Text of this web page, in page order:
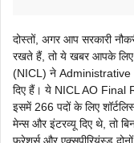
दोस्तों, अगर आप सरकारी
रखते हैं, तो ये खबर आपके
(NICL) ने Administrative
दिए हैं। ये NICL AO
इसमें 266 पदों के लिए
मेन्स और इंटरव्यू दिए थे, तो
फ्रेशर्स और एक्सपीरियंस्ड